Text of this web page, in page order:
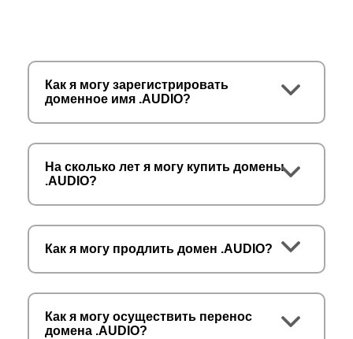
Как я могу зарегистрировать
доменное имя .AUDIO?
На сколько лет я могу купить домены
.AUDIO?
Как я могу продлить домен .AUDIO?
Как я могу осуществить перенос
домена .AUDIO?